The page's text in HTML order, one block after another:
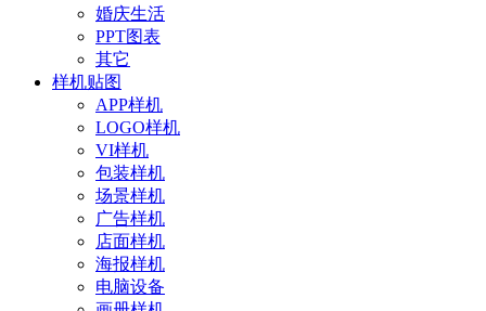
婚庆生活
PPT图表
其它
样机贴图
APP样机
LOGO样机
VI样机
包装样机
场景样机
广告样机
店面样机
海报样机
电脑设备